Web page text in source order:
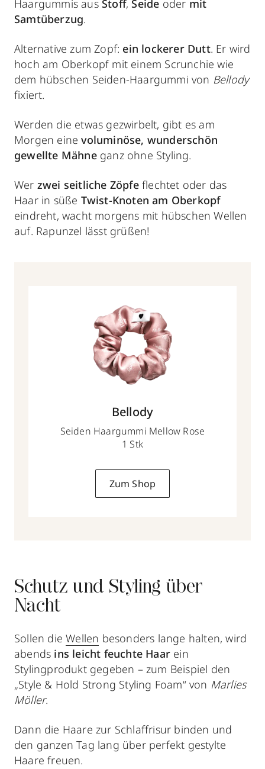
Haargummis aus Stoff, Seide oder mit
Samtüberzug.
Alternative zum Zopf: ein lockerer Dutt. Er wird
hoch am Oberkopf mit einem Scrunchie wie
dem hübschen Seiden-Haargummi von Bellody
fixiert.
Werden die etwas gezwirbelt, gibt es am
Morgen eine voluminöse, wunderschön
gewellte Mähneganz ohne Styling.
Wer zwei seitliche Zöpfeflechtet oder das
Haar in süße Twist-Knoten am Oberkopf
eindreht, wacht morgens mit hübschen Wellen
auf. Rapunzel lässt grüßen!
Bellody
Seiden Haargummi Mellow Rose
1 Stk
Zum Shop
Schutz und Styling über
Nacht
Sollen dieWellen besonders lange halten, wird
abends ins leicht feuchte Haar ein
Stylingprodukt gegeben – zum Beispiel den
„Style & Hold Strong Styling Foam“ von Marlies
Möller.
Dann die Haare zur Schlaffrisur binden und
den ganzen Tag lang über perfekt gestylte
Haare freuen.